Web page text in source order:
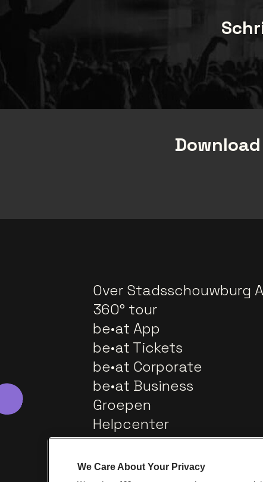
Over Stadsschouwburg
360° tour
be•at App
be•at Tickets
be•at Corporate
be•at Business
Groepen
Helpcenter
Contact
We Care About Your Privacy